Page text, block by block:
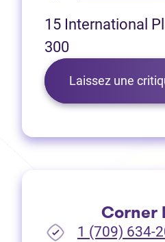
15 International
300
Laissez une
Corner
1 (709) 634-